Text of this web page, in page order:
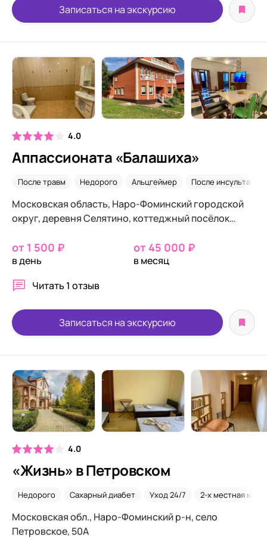
Записаться на экскурсию
4.0
Аппассионата «Балашиха»
После травм Недорого Альцгеймер После инсульта
Московская область, Наро-Фоминский городской
округ, деревня Селятино, коттеджный посёлок
от 1 500 ₽
в день
от 45 000 ₽
в месяц
Читать 1 отзыв
Записаться на экскурсию
4.0
«Жизнь» в Петровском
Недорого Сахарный диабет Уход 24/7 2-х местная
Московская обл., Наро-Фоминский р-н, село
Петровское, 50А